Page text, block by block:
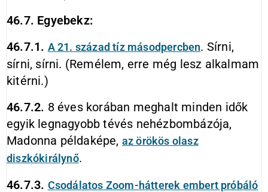
46.7. Egyebekz:
46.7.1. A 21. század tíz másodpercben. Sírni,
sírni, sírni. (Remélem, erre még lesz alkalmam
kitérni.)
46.7.2. 8 éves korában meghalt minden idők
egyik legnagyobb tévés nehézbombázója,
Madonna példaképe, az örökös olasz
diszkókirálynő.
46.7.3. Csodálatos Zoom-hátterek embert próbáló